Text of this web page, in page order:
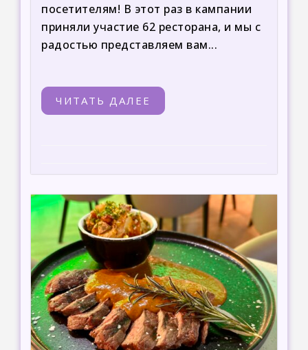
посетителям! В этот раз в кампании
приняли участие 62 ресторана, и мы с
радостью представляем вам...
ЧИТАТЬ ДАЛЕЕ